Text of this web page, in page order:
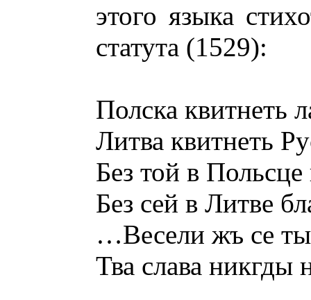
этого языка
статута (1529):
Полска квитнеть
Литва квитнеть
Без той в
Без сей в Литве
…Весели жъ се
Тва слава никгды